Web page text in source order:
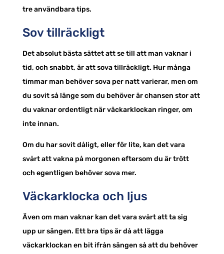
tre användbara tips.
Sov tillräckligt
Det absolut bästa sättet att se till att man vaknar i
tid, och snabbt, är att sova tillräckligt. Hur många
timmar man behöver sova per natt varierar, men om
du sovit så länge som du behöver är chansen stor att
du vaknar ordentligt när väckarklockan ringer, om
inte innan.
Om du har sovit dåligt, eller för lite, kan det vara
svårt att vakna på morgonen eftersom du är trött
och egentligen behöver sova mer.
Väckarklocka och ljus
Även om man vaknar kan det vara svårt att ta sig
upp ur sängen. Ett bra tips är då att lägga
väckarklockan en bit ifrån sängen så att du behöver